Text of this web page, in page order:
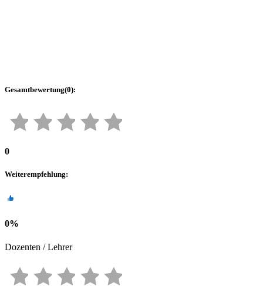
Gesamtbewertung(0):
0
Weiterempfehlung:
0%
Dozenten / Lehrer